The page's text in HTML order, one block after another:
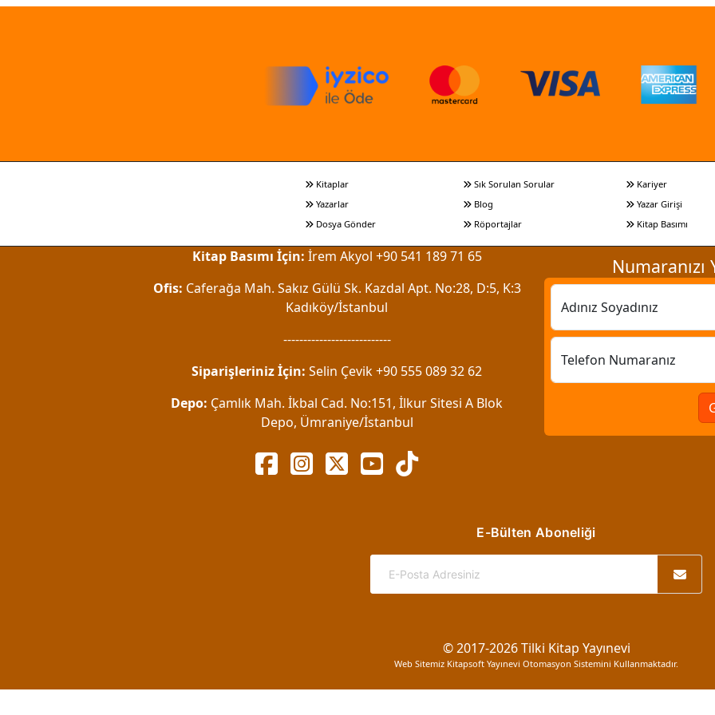
Kitaplar
Yazarlar
Dosya Gönder
Sık Sorulan Sorular
Blog
Röportajlar
Kariyer
Yazar Girişi
Kitap Basımı
Kitap Basımı İçin: İrem Akyol +90 541 189 71 65
Ofis: Caferağa Mah. Sakız Gülü Sk. Kazdal Apt. No:28, D:5, K:3
Kadıköy/İstanbul
---------------------------
Siparişleriniz İçin: Selin Çevik +90 555 089 32 62
Depo: Çamlık Mah. İkbal Cad. No:151, İlkur Sitesi A Blok
Depo, Ümraniye/İstanbul
Numaranızı
Adınız Soyadınız
Telefon Numaranız
E-Bülten Aboneliği
© 2017-2026 Tilki Kitap Yayınevi
Web Sitemiz Kitapsoft Yayınevi Otomasyon Sistemini Kullanmaktadır.